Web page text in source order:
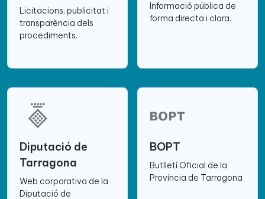
Licitacions, publicitat i
transparència dels
procediments.
Informació pública de
forma directa i clara.
Diputació de
Tarragona
Web corporativa de la
Diputació de
BOPT
Butlletí Oficial de la
Província de Tarragona